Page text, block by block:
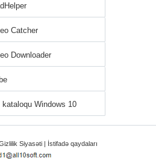
Catcher
Downloader
kataloqu Windows 10
Siyasəti | İstifadə qaydaları